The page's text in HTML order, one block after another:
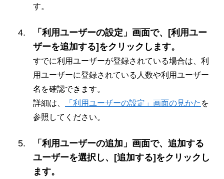
す。
「利用ユーザーの設定」画面で、[利用ユー
ザーを追加する]をクリックします。
すでに利用ユーザーが登録されている場合は、利
用ユーザーに登録されている人数や利用ユーザー
名を確認できます。
詳細は、
「利用ユーザーの設定」画面の見かた を
参照してください。
「利用ユーザーの追加」画面で、追加する
ユーザーを選択し、[追加する]をクリックし
ます。